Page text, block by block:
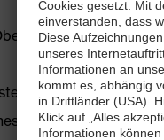
hergestellt
Komfortfußbett (Art.